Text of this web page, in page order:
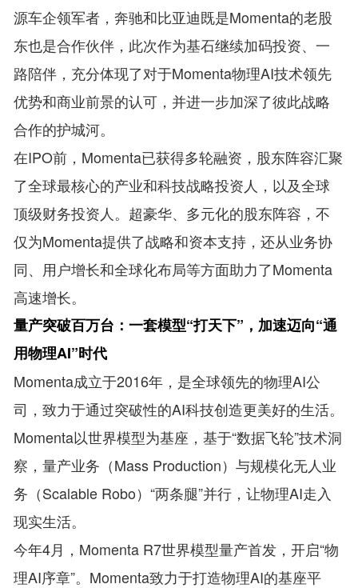
源车企领军者，奔驰和比亚迪既是Momenta的老股
东也是合作伙伴，此次作为基石继续加码投资、一
路陪伴，充分体现了对于Momenta物理AI技术领先
优势和商业前景的认可，并进一步加深了彼此战略
合作的护城河。
在IPO前，Momenta已获得多轮融资，股东阵容汇聚
了全球最核心的产业和科技战略投资人，以及全球
顶级财务投资人。超豪华、多元化的股东阵容，不
仅为Momenta提供了战略和资本支持，还从业务协
同、用户增长和全球化布局等方面助力了Momenta
高速增长。
量产突破百万台：一套模型“打天下”，加速迈向“通
用物理AI”时代
Momenta成立于2016年，是全球领先的物理AI公
司，致力于通过突破性的AI科技创造更美好的生活。
Momenta以世界模型为基座，基于“数据飞轮”技术洞
察，量产业务（Mass Production）与规模化无人业
务（Scalable Robo）“两条腿”并行，让物理AI走入
现实生活。
今年4月，Momenta R7世界模型量产首发，开启“物
理AI序章”。Momenta致力于打造物理AI的基座平